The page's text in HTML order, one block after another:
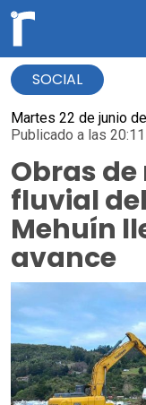
SOCIAL
Martes 22 de junio
Publicado a las
Obras
fluvial
Mehuín
avance